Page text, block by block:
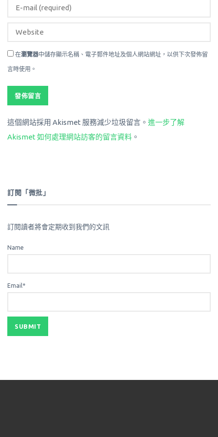
在瀏覽器中儲存顯示名稱、電子郵件地址及個人網站網址，以供下次發佈留
言時使用。
這個網站採用 Akismet 服務減少垃圾留言。 進一步了解
Akismet 如何處理網站訪客的留言資料 。
訂閱「微批」
訂閱讀者將會定期收到我們的文訊
Name
Email*